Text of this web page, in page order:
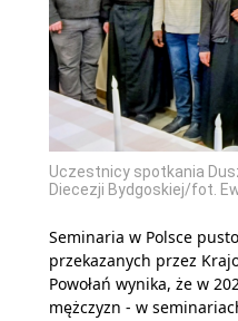
Uczestnicy spotkania
Diecezji Bydgoskiej/fot.
Seminaria w Polsce
przekazanych przez
Powołań wynika, że w
mężczyzn - w